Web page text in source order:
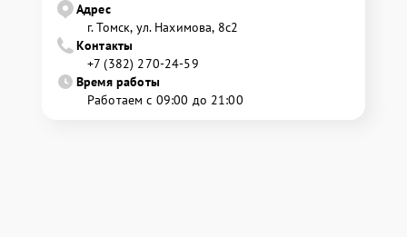
Адрес
г. Томск, ул. Нахимова, 8с2
Контакты
+7 (382) 270-24-59
Время работы
Работаем с 09:00 до 21:00